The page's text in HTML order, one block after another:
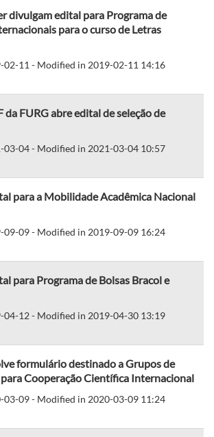
divulgam edital para Programa de
para o curso de Letras
02-11 - Modified in 2019-02-11 14:16
da FURG abre edital de seleção de
03-04 - Modified in 2021-03-04 10:57
para a Mobilidade Acadêmica Nacional
09-09 - Modified in 2019-09-09 16:24
para Programa de Bolsas Bracol e
04-12 - Modified in 2019-04-30 13:19
formulário destinado a Grupos de
para Cooperação Científica Internacional
03-09 - Modified in 2020-03-09 11:24